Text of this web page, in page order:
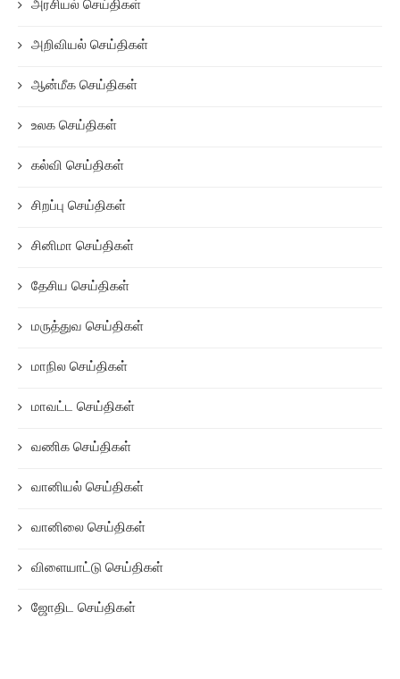
அரசியல் செய்திகள்
அறிவியல் செய்திகள்
ஆன்மீக செய்திகள்
உலக செய்திகள்
கல்வி செய்திகள்
சிறப்பு செய்திகள்
சினிமா செய்திகள்
தேசிய செய்திகள்
மருத்துவ செய்திகள்
மாநில செய்திகள்
மாவட்ட செய்திகள்
வணிக செய்திகள்
வானியல் செய்திகள்
வானிலை செய்திகள்
விளையாட்டு செய்திகள்
ஜோதிட செய்திகள்